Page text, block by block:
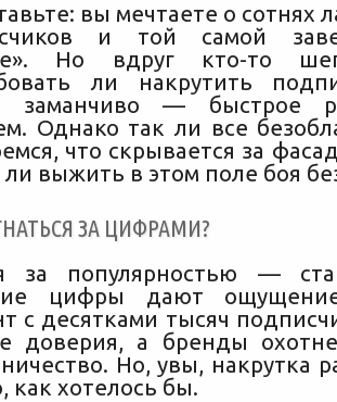
вы мечтаете о сотнях
и той самой
Но вдруг кто-то
ли накрутить
заманчиво — быстрое
Однако так ли все
что скрывается за
выжить в этом поле боя
ЗА ЦИФРАМИ?
за популярностью —
цифры дают ощущение
с десятками тысяч
доверия, а бренды
Но, увы, накрутка
как хотелось бы.